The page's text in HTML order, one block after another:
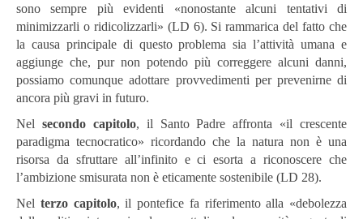
sono sempre più evidenti «nonostante alcuni tentativi di
minimizzarli o ridicolizzarli» (LD 6). Si rammarica del fatto che
la causa principale di questo problema sia l’attività umana e
aggiunge che, pur non potendo più correggere alcuni danni,
possiamo comunque adottare provvedimenti per prevenirne di
ancora più gravi in futuro.
Nel secondo capitolo, il Santo Padre affronta «il crescente
paradigma tecnocratico» ricordando che la natura non è una
risorsa da sfruttare all’infinito e ci esorta a riconoscere che
l’ambizione smisurata non è eticamente sostenibile (LD 28).
Nel terzo capitolo, il pontefice fa riferimento alla «debolezza